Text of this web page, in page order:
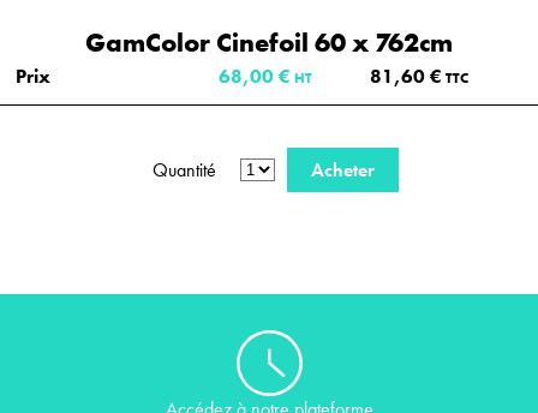
GamColor Cinefoil 60 x 762cm
Prix 68,00 € HT 81,60 € TTC
Quantité Acheter